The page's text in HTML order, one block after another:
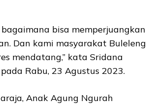
bisa memperjuangkan
Dan kami masyarakat Buleleng
mendatang,” kata Sridana
Rabu, 23 Agustus 2023.
Anak Agung Ngurah